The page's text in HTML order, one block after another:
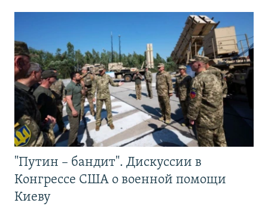
"Путин – бандит". Дискуссии в
Конгрессе США о военной помощи
Киеву